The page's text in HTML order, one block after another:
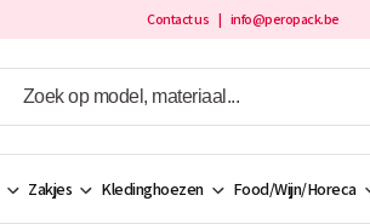
Contact us | info@peropack.be
Zakjes Kledinghoezen Food/Wijn/Horeca